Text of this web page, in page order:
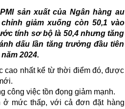
sản xuất của Ngân hàng au
giảm xuống còn 50,1 vào
tính sơ bộ là 50,4 nhưng tăng
dấu lần tăng trưởng đầu tiên
2024.
cao nhất kể từ thời điểm đó, được
công việc tồn đọng giảm mạnh.
ở mức thấp, với cả đơn đặt hàng